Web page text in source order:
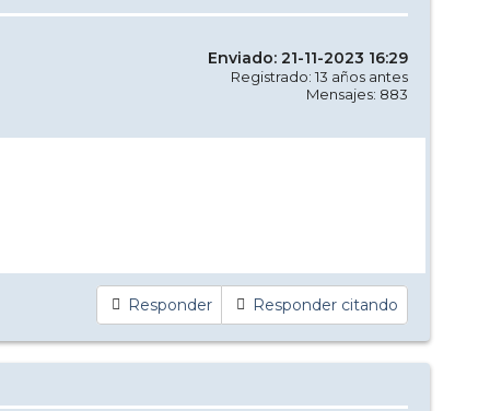
Enviado: 21-11-2023 16:29
Registrado: 13 años antes
Mensajes: 883
Responder Responder citando